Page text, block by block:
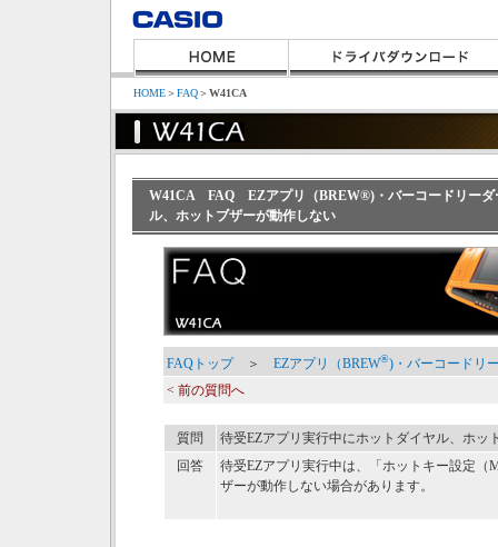
HOME＞FAQ＞W41CA
W41CA FAQ EZアプリ（BREW®)・バーコードリー
ル、ホットブザーが動作しない
FAQトップ＞ EZアプリ（BREW®)・バーコードリ
< 前の質問へ
質問
待受EZアプリ実行中にホットダイヤル、ホッ
回答
待受EZアプリ実行中は、「ホットキー設定（
ザーが動作しない場合があります。